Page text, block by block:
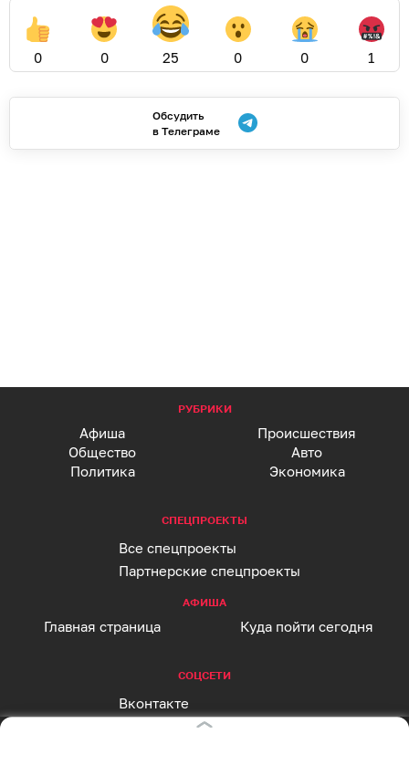
0 0 25 0 0 1
Обсудить
в Телеграме
РУБРИКИ
Афиша
Происшествия
Общество
Авто
Политика
Экономика
СПЕЦПРОЕКТЫ
Все спецпроекты
Партнерские спецпроекты
АФИША
Главная страница Куда пойти сегодня
СОЦСЕТИ
Вконтакте